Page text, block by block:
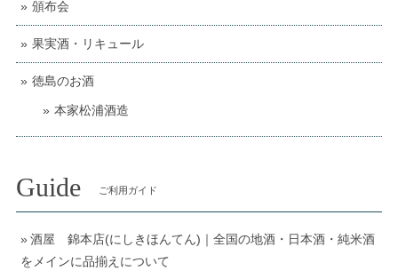
頒布会
果実酒・リキュール
徳島のお酒
本家松浦酒造
Guide ご利用ガイド
酒屋 錦本店(にしきほんてん)｜全国の地酒・日本酒・純米酒
をメインに品揃えについて